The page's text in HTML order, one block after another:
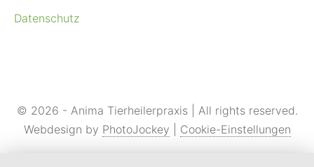
Datenschutz
© 2026 - Anima Tierheilerpraxis | All rights reserved.
Webdesign by PhotoJockey Cookie-Einstellungen